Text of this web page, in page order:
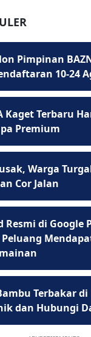
Pimpinan
10-24
Kaget Terbaru
Premium
Warga
Cor Jalan
Resmi di Google
Terbakar di
dan Hubungi